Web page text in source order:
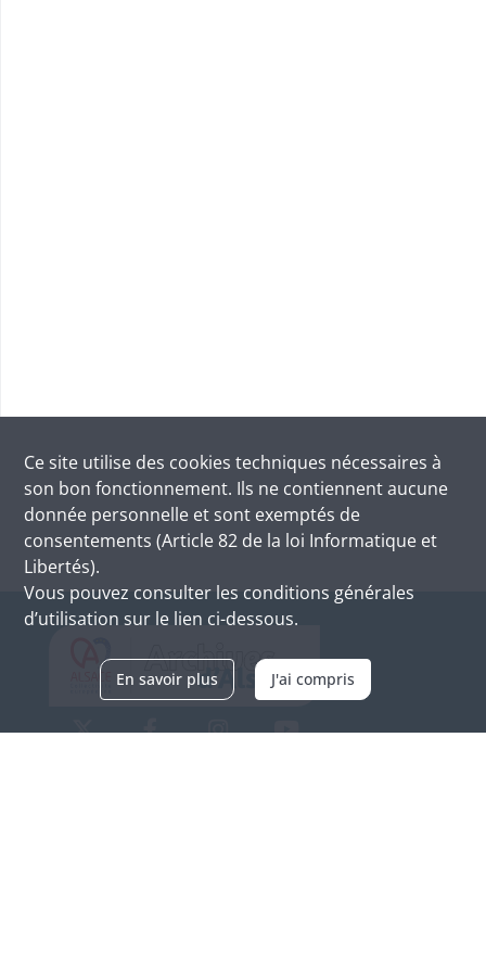
Ce site utilise des cookies techniques nécessaires à
son bon fonctionnement. Ils ne contiennent aucune
donnée personnelle et sont exemptés de
consentements (Article 82 de la loi Informatique et
Libertés).
Vous pouvez consulter les conditions générales
d’utilisation sur le lien ci-dessous.
En savoir plus J'ai compris